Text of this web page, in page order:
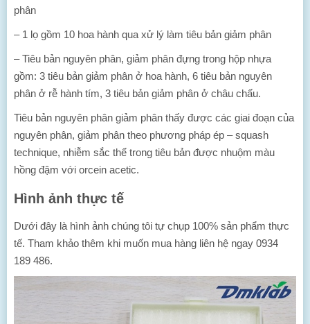
phân
– 1 lọ gồm 10 hoa hành qua xử lý làm tiêu bản giảm phân
– Tiêu bản nguyên phân, giảm phân đựng trong hộp nhựa
gồm: 3 tiêu bản giảm phân ở hoa hành, 6 tiêu bản nguyên
phân ở rễ hành tím, 3 tiêu bản giảm phân ở châu chấu.
Tiêu bản nguyên phân giảm phân thấy được các giai đoạn của
nguyên phân, giảm phân theo phương pháp ép – squash
technique, nhiễm sắc thể trong tiêu bản được nhuộm màu
hồng đậm với orcein acetic.
Hình ảnh thực tế
Dưới đây là hình ảnh chúng tôi tự chụp 100% sản phẩm thực
tế. Tham khảo thêm khi muốn mua hàng liên hệ ngay 0934
189 486.